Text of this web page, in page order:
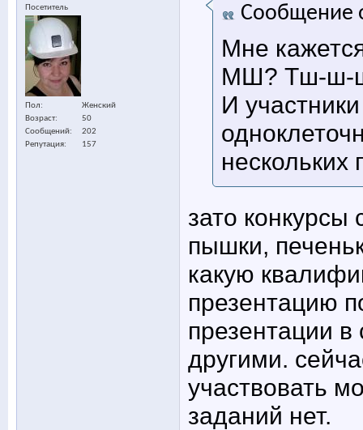
Посетитель
Пол
Женский
Возраст
50
Сообщений
202
Репутация
157
Сообщение
Мне
МШ? Тш-ш-
И
зато конкурсы
пышки,
какую
презентацию
презентации
другими.
участвовать
заданий нет.